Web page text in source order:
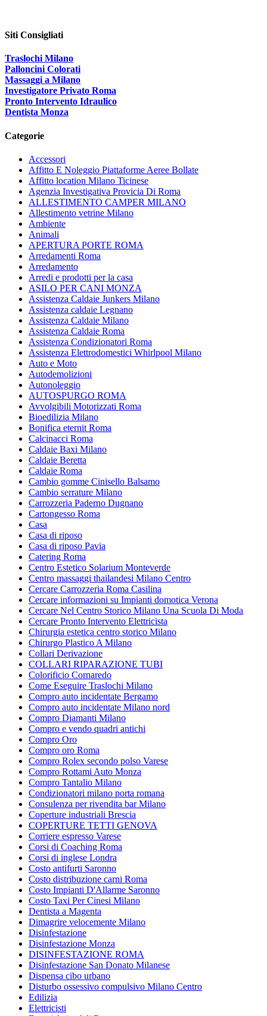
Siti Consigliati
Traslochi Milano
Palloncini Colorati
Massaggi a Milano
Investigatore Privato Roma
Pronto Intervento Idraulico
Dentista Monza
Categorie
Accessori
Affitto E Noleggio Piattaforme Aeree Bollate
Affitto location Milano Ticinese
Agenzia Investigativa Provicia Di Roma
ALLESTIMENTO CAMPER MILANO
Allestimento vetrine Milano
Ambiente
Animali
APERTURA PORTE ROMA
Arredamenti Roma
Arredamento
Arredi e prodotti per la casa
ASILO PER CANI MONZA
Assistenza Caldaie Junkers Milano
Assistenza caldaie Legnano
Assistenza Caldaie Milano
Assistenza Caldaie Roma
Assistenza Condizionatori Roma
Assistenza Elettrodomestici Whirlpool Milano
Auto e Moto
Autodemolizioni
Autonoleggio
AUTOSPURGO ROMA
Avvolgibili Motorizzati Roma
Bioedilizia Milano
Bonifica eternit Roma
Calcinacci Roma
Caldaie Baxi Milano
Caldaie Beretta
Caldaie Roma
Cambio gomme Cinisello Balsamo
Cambio serrature Milano
Carrozzeria Paderno Dugnano
Cartongesso Roma
Casa
Casa di riposo
Casa di riposo Pavia
Catering Roma
Centro Estetico Solarium Monteverde
Centro massaggi thailandesi Milano Centro
Cercare Carrozzeria Roma Casilina
Cercare informazioni su Impianti domotica Verona
Cercare Nel Centro Storico Milano Una Scuola Di Moda
Cercare Pronto Intervento Elettricista
Chirurgia estetica centro storico Milano
Chirurgo Plastico A Milano
Collari Derivazione
COLLARI RIPARAZIONE TUBI
Colorificio Cornaredo
Come Eseguire Traslochi Milano
Compro auto incidentate Bergamo
Compro auto incidentate Milano nord
Compro Diamanti Milano
Compro e vendo quadri antichi
Compro Oro
Compro oro Roma
Compro Rolex secondo polso Varese
Compro Rottami Auto Monza
Compro Tantalio Milano
Condizionatori milano porta romana
Consulenza per rivendita bar Milano
Coperture industriali Brescia
COPERTURE TETTI GENOVA
Corriere espresso Varese
Corsi di Coaching Roma
Corsi di inglese Londra
Costo antifurti Saronno
Costo distribuzione carni Roma
Costo Impianti D'Allarme Saronno
Costo Taxi Per Cinesi Milano
Dentista a Magenta
Dimagrire velocemente Milano
Disinfestazione
Disinfestazione Monza
DISINFESTAZIONE ROMA
Disinfestazione San Donato Milanese
Dispensa cibo urbano
Disturbo ossessivo compulsivo Milano Centro
Edilizia
Elettricisti